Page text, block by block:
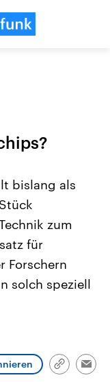
Beiträge,
und
die Vereinigten
mächtigsten Ländern
bislang als
zum
für
Forschern
solch speziell
Link